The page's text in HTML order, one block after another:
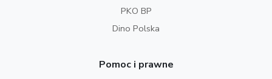
PKO BP
Dino Polska
Pomoc i prawne